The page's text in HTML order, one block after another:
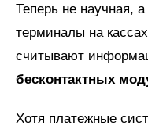
Теперь не научная,
терминалы на
считывают
бесконтактных
Хотя платежные